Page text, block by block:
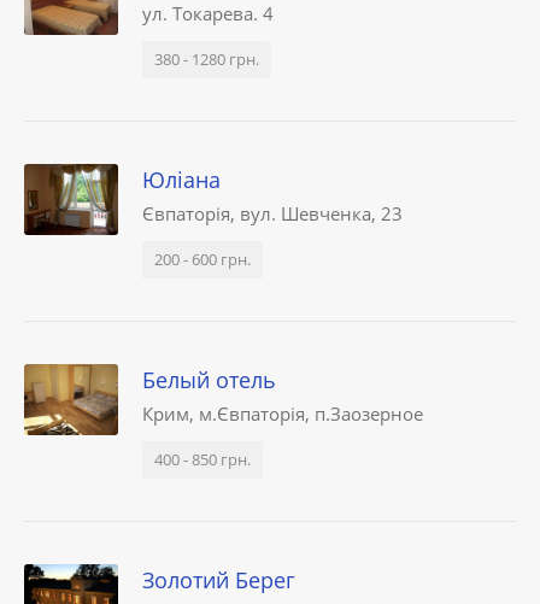
ул. Токарева. 4
380 - 1280 грн.
Юліана
Євпаторія, вул. Шевченка, 23
200 - 600 грн.
Белый отель
Крим, м.Євпаторія, п.Заозерное
400 - 850 грн.
Золотий Берег